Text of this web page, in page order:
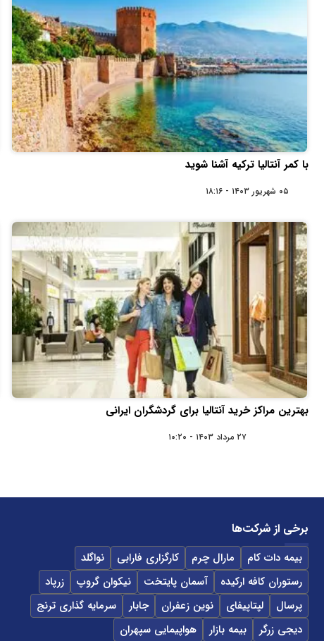
با کمر آنتالیا ترکیه آشنا شوید
۰۵ شهریور ۱۴۰۳ - ۱۸:۱۶
بهترین مراکز خرید آنتالیا برای گردشگران ایرانی
۲۷ مرداد ۱۴۰۳ - ۱۰:۲۰
برخی از شرکت‌ها
بیمه دات کام مارال چرم کارگزاری فارابی
نواگلد
رستوران کافه ارکیده
آسمان پایتخت نیکوان گروپ
زرپاد
پرسال
لپتاپیفای نوین زعفران جابار
سرمایه گذاری ترنج
دیجی زرگر
بیمه بازار هواپیمایی سپهران